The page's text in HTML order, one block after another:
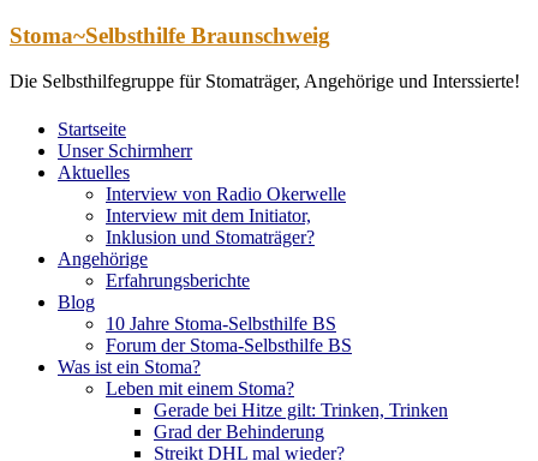
Zum
springen
Stoma~Selbsthilfe Braunschweig
Die Selbsthilfegruppe für Stomaträger, Angehörige und Interssierte!
Startseite
Unser Schirmherr
Aktuelles
Interview von Radio Okerwelle
Interview mit dem Initiator,
Inklusion und Stomaträger?
Angehörige
Erfahrungsberichte
Blog
10 Jahre Stoma-Selbsthilfe BS
Forum der Stoma-Selbsthilfe BS
Was ist ein Stoma?
Leben mit einem Stoma?
Gerade bei Hitze gilt: Trinken, Trinken
Grad der Behinderung
Streikt DHL mal wieder?